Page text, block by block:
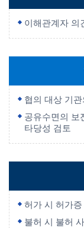
이해관계자 의
협의 대상 기
공유수면의 보
타당성 검토
허가 시 허가
불허 시 불허